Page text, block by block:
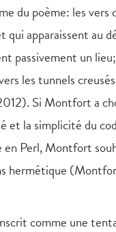
du poème: les
qui apparaissent au
passivement un
les tunnels
Si Montfort a
et la simplicité du
en Perl, Montfort
hermétique
comme une